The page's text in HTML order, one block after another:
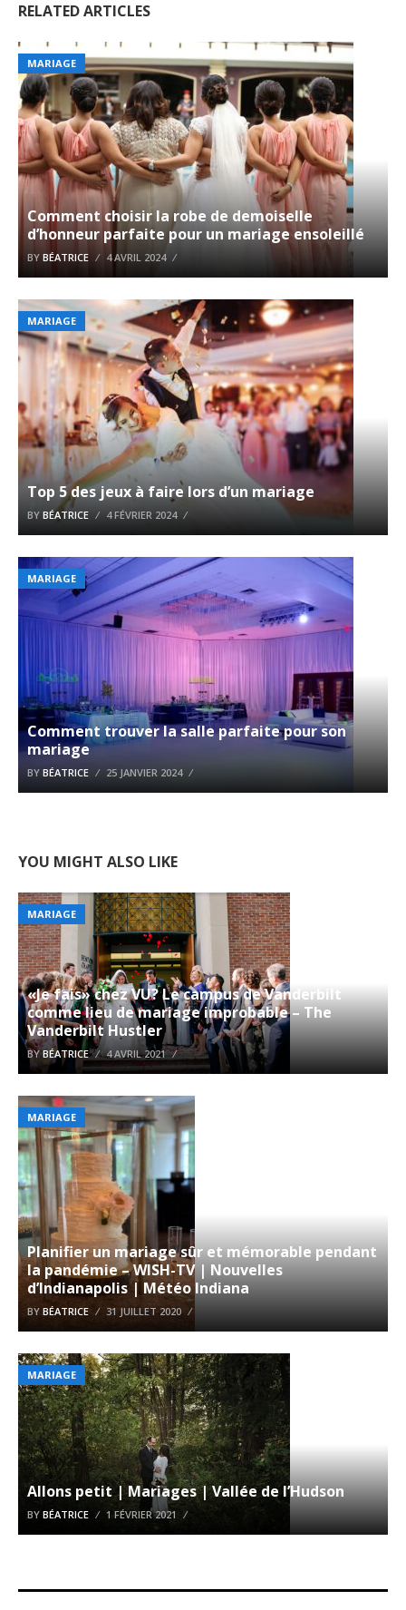
RELATED ARTICLES
MARIAGE
Comment choisir la robe de demoiselle
d’honneur parfaite pour un mariage ensoleillé
BY BÉATRICE 4 AVRIL 2024
MARIAGE
Top 5 des jeux à faire lors d’un mariage
BY BÉATRICE 4 FÉVRIER 2024
MARIAGE
Comment trouver la salle parfaite pour son
mariage
BY BÉATRICE 25 JANVIER 2024
YOU MIGHT ALSO LIKE
MARIAGE
«Je fais» chez VU? Le campus de Vanderbilt
comme lieu de mariage improbable – The
Vanderbilt Hustler
BYBÉATRICE 4 AVRIL 2021
MARIAGE
Planifier un mariage sûr et mémorable pendant
la pandémie – WISH-TV | Nouvelles
d’Indianapolis | Météo Indiana
BY BÉATRICE 31 JUILLET 2020
MARIAGE
Allons petit | Mariages | Vallée de l’Hudson
BY BÉATRICE 1 FÉVRIER 2021